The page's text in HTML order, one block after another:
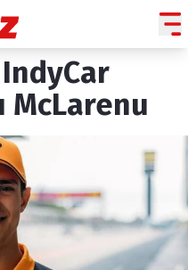
LINE
GP
McLarenu